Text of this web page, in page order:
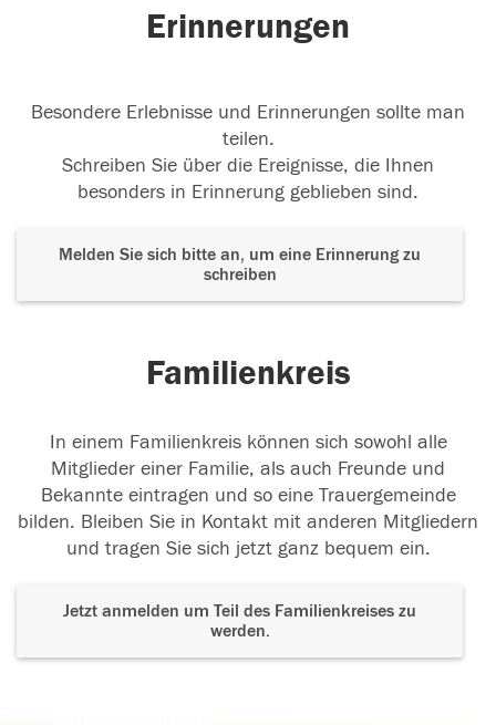
Erinnerungen
Besondere Erlebnisse und Erinnerungen sollte man
teilen.
Schreiben Sie über die Ereignisse, die Ihnen
besonders in Erinnerung geblieben sind.
Melden Sie sich bitte an, um eine Erinnerung zu
schreiben
Familienkreis
In einem Familienkreis können sich sowohl alle
Mitglieder einer Familie, als auch Freunde und
Bekannte eintragen und so eine Trauergemeinde
bilden. Bleiben Sie in Kontakt mit anderen Mitgliedern
und tragen Sie sich jetzt ganz bequem ein.
Jetzt anmelden um Teil des Familienkreises zu
werden.